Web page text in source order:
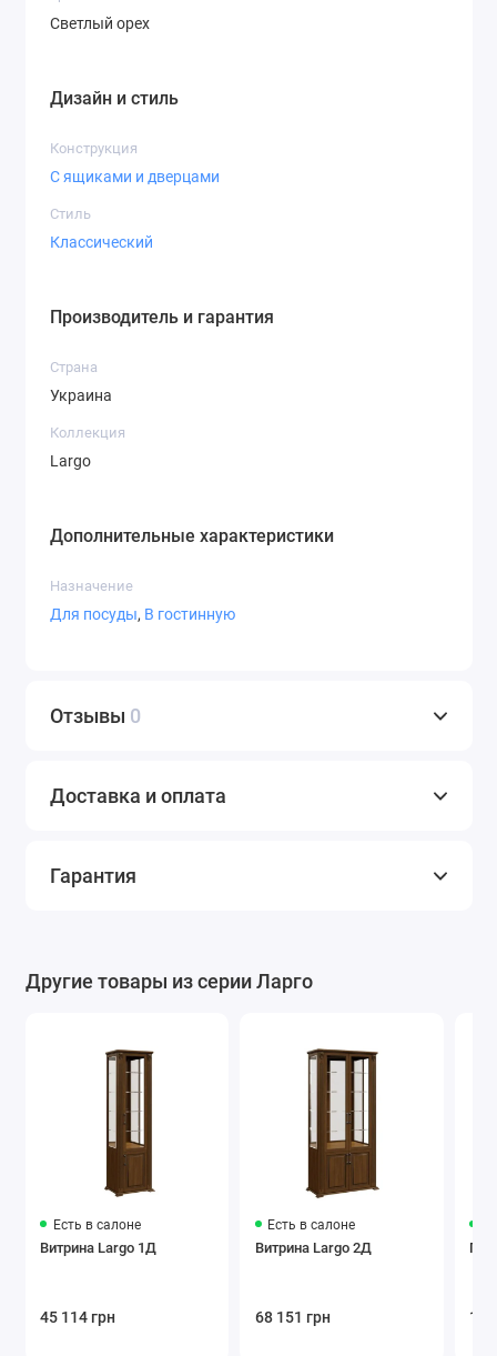
Светлый орех
Дизайн и стиль
Конструкция
С ящиками и дверцами
Стиль
Классический
Производитель и гарантия
Страна
Украина
Коллекция
Largo
Дополнительные характеристики
Назначение
Для посуды, В гостинную
Отзывы 0
Доставка и оплата
Гарантия
Другие товары из серии Ларго
Есть в салоне
Витрина Largo 1Д
45 114 грн
Есть в салоне
Витрина Largo 2Д
68 151 грн